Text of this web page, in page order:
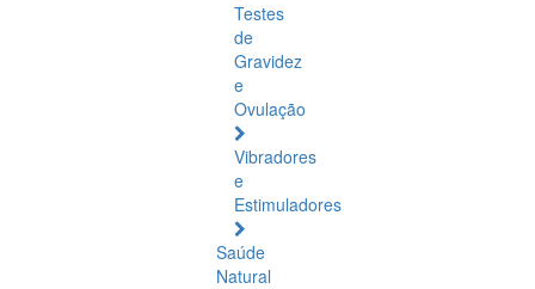
Testes
de
Gravidez
e
Ovulação
Vibradores
e
Estimuladores
Saúde
Natural